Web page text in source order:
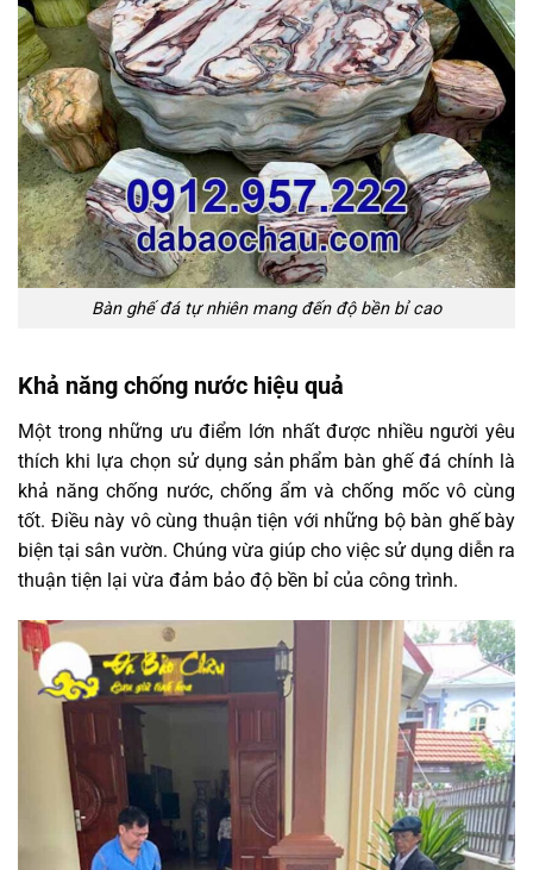
Bàn ghế đá tự nhiên mang đến độ bền bỉ cao
Khả năng chống nước hiệu quả
Một trong những ưu điểm lớn nhất được nhiều người yêu
thích khi lựa chọn sử dụng sản phẩm bàn ghế đá chính là
khả năng chống nước, chống ẩm và chống mốc vô cùng
tốt. Điều này vô cùng thuận tiện với những bộ bàn ghế bày
biện tại sân vườn. Chúng vừa giúp cho việc sử dụng diễn ra
thuận tiện lại vừa đảm bảo độ bền bỉ của công trình.